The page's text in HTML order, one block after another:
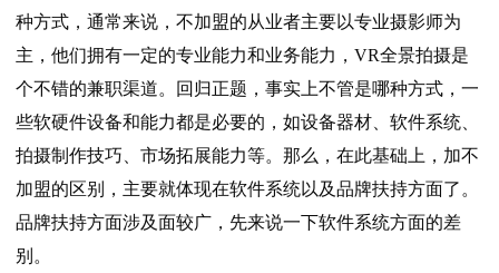
种方式，通常来说，不加盟的从业者主要以专业摄影师为
主，他们拥有一定的专业能力和业务能力，VR全景拍摄是
个不错的兼职渠道。回归正题，事实上不管是哪种方式，一
些软硬件设备和能力都是必要的，如设备器材、软件系统、
拍摄制作技巧、市场拓展能力等。那么，在此基础上，加不
加盟的区别，主要就体现在软件系统以及品牌扶持方面了。
品牌扶持方面涉及面较广，先来说一下软件系统方面的差
别。